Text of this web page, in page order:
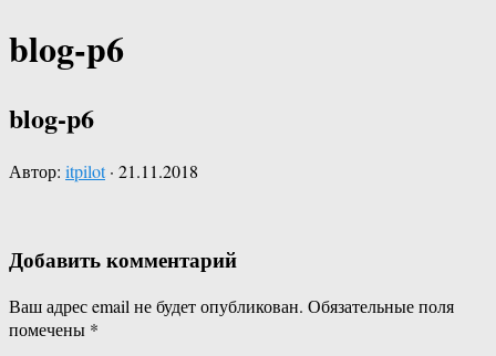
blog-p6
blog-p6
Автор: itpilot · 21.11.2018
Добавить комментарий
Ваш адрес email не будет опубликован. Обязательные поля
помечены *